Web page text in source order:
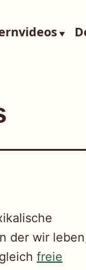
der wir
freie